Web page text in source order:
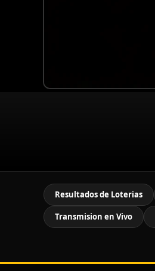
Resultados de Loterias
Transmision en Vivo